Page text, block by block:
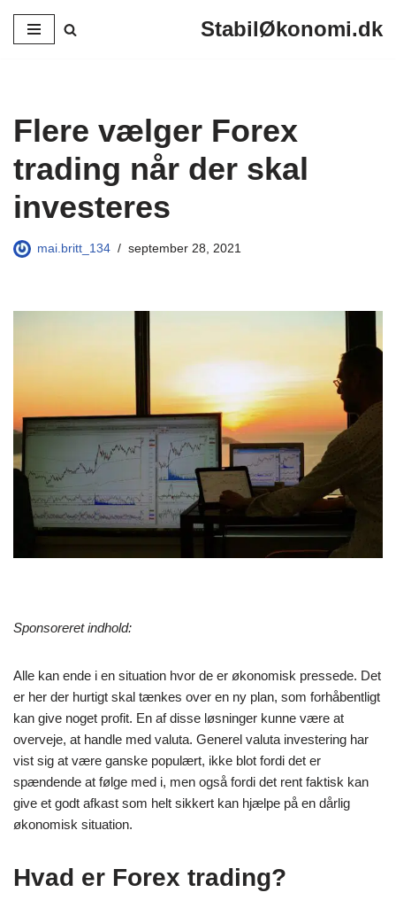
Spring
StabilØkonomi.dk
Flere vælger Forex
trading når der skal
investeres
mai.britt_134 september 28, 2021
Sponsoreret indhold:
Alle kan ende i en situation hvor de er økonomisk pressede. Det
er her der hurtigt skal tænkes over en ny plan, som forhåbentligt
kan give noget profit. En af disse løsninger kunne være at
overveje, at handle med valuta. Generel valuta investering har
vist sig at være ganske populært, ikke blot fordi det er
spændende at følge med i, men også fordi det rent faktisk kan
give et godt afkast som helt sikkert kan hjælpe på en dårlig
økonomisk situation.
Hvad er Forex trading?